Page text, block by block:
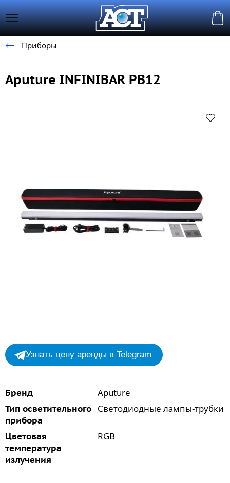
Приборы
Aputure INFINIBAR PB12
Узнать цену аренды в Telegram
Бренд Aputure
Тип осветительного
прибора
Светодиодные лампы-трубки
Цветовая
температура
излучения
RGB